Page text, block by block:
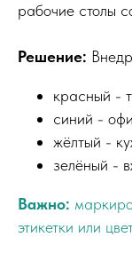
рабочие столы
Решение:
красный -
синий -
жёлтый -
зелёный -
Важно:
этикетки или